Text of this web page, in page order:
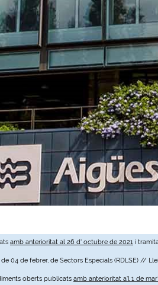
amb anterioritat al 26 d' octubre de 2021 i
04 de febrer, de Sectors Especials (RDLSE) //
oberts publicats amb anterioritat a'l 1 de